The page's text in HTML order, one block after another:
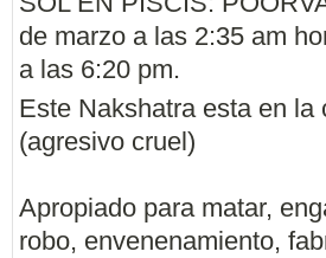
de marzo a las 2:35 am
a las 6:20 pm.
Este Nakshatra esta en
(agresivo cruel)
Apropiado para matar,
robo, envenenamiento,